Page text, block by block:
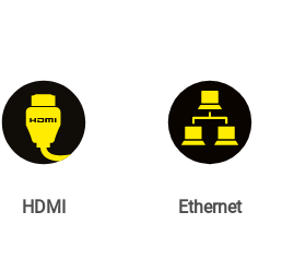
HDMI Ethernet